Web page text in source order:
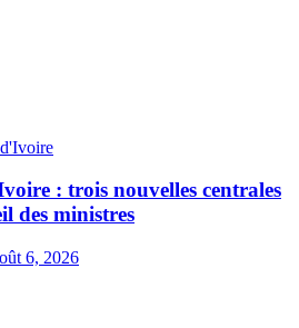
: trois nouvelles centrales
des ministres
6, 2026